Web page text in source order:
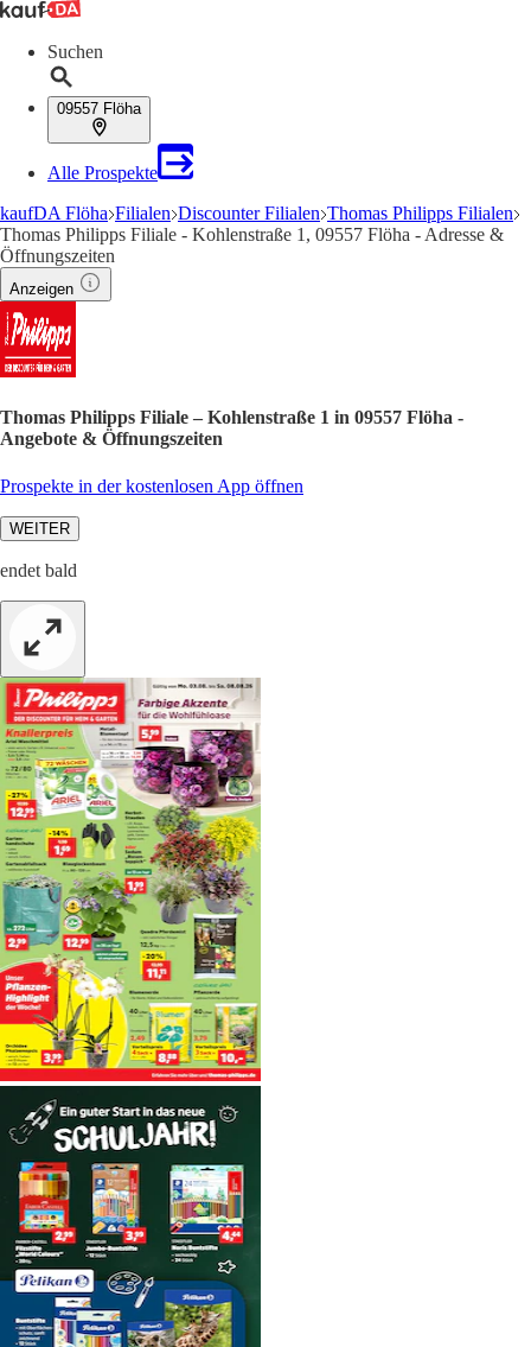
Suchen
09557 Flöha
Alle Prospekte
kaufDA Flöha Filialen Discounter Filialen Thomas Philipps Filialen
Thomas Philipps Filiale - Kohlenstraße 1, 09557 Flöha - Adresse &
Öffnungszeiten
Anzeigen
Thomas Philipps Filiale – Kohlenstraße 1 in 09557 Flöha -
Angebote & Öffnungszeiten
Prospekte in der kostenlosen App öffnen
WEITER
endet bald